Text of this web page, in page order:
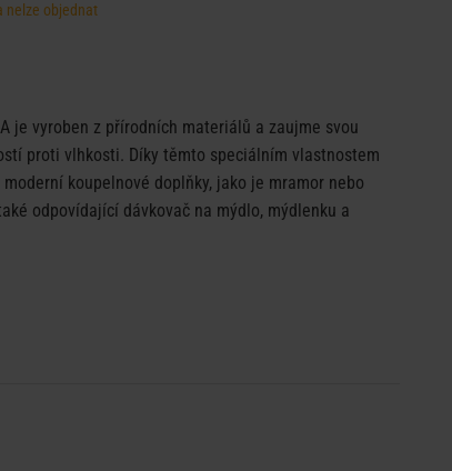
nelze objednat
je vyroben z přírodních materiálů a zaujme svou
proti vlhkosti. Díky těmto speciálním vlastnostem
koupelnové doplňky, jako je mramor nebo
odpovídající dávkovač na mýdlo, mýdlenku a